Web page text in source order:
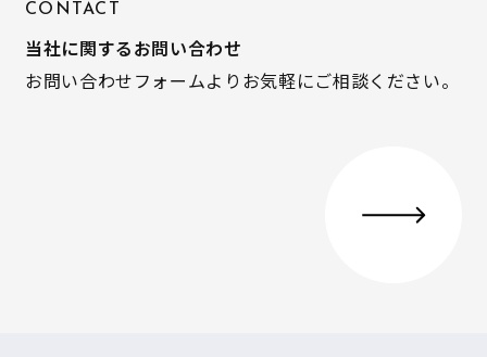
CONTACT
当社に関するお問い合わせ
お問い合わせフォームよりお気軽にご相談ください。